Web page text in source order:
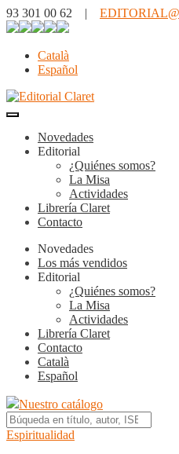
93 301 00 62 |
Català
Español
Novedades
Editorial
¿Quiénes somos?
La Misa
Actividades
Librería Claret
Contacto
Novedades
Los más vendidos
Editorial
¿Quiénes somos?
La Misa
Actividades
Librería Claret
Contacto
Català
Español
Nuestro catálogo
Espiritualidad